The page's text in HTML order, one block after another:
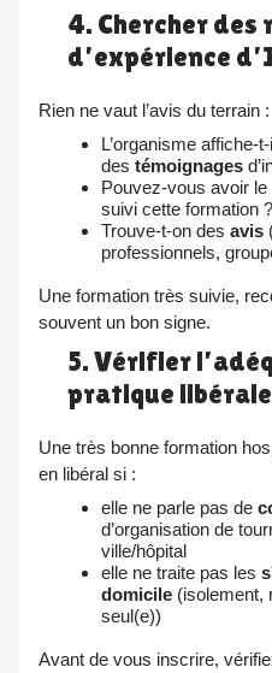
4. Chercher des retours
d’expérience
Rien ne vaut l’avis du terrain :
L’organisme
des témoignages
Pouvez‑vous avoir le
suivi cette formation ?
Trouve‑t‑on des avis
professionnels,
Une formation très suivie, recommandée par les pairs, est
souvent un bon signe.
5. Vérifier l’adéquation avec votre
pratique libérale
Une très bonne formation hospitalière peut être… peu utile
en libéral si :
elle ne parle pas de
d’organisation de
ville/hôpital
elle ne traite pas les
domicile (isolement,
seul(e))
Avant de vous inscrire, vérifiez que le contenu est pensé